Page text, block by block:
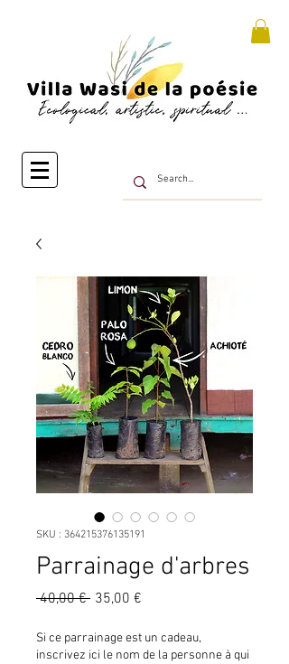
SKU : 364215376135191
Parrainage d'arbres
40,00 € Prix
35,00 €
Si ce parrainage est un cadeau,
inscrivez ici le nom de la personne à qui